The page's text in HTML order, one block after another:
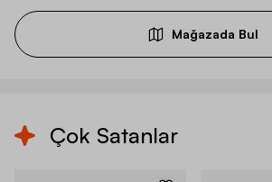
Mağazada Bul
Çok Satanlar